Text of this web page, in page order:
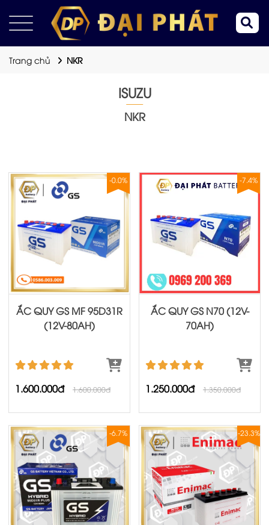
Trang chủ NKR
ISUZU
NKR
-0.0%
ẮC QUY GS MF 95D31R
(12V-80AH)
1.600.000đ 1.600.000đ
-7.4%
ẮC QUY GS N70 (12V-
70AH)
1.250.000đ 1.350.000đ
-6.7% -23.3%